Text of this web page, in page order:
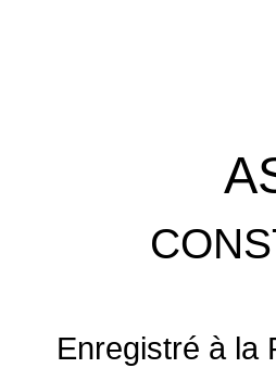
Enregistré à la